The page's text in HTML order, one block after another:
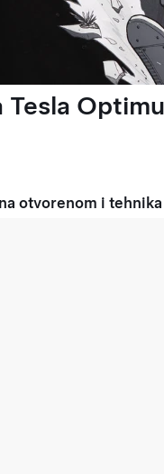
Tesla
otvorenom i tehnika